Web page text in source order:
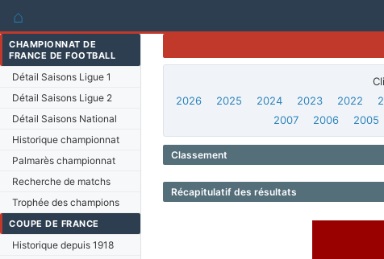
⌂
CHAMPIONNAT DE
FRANCE DE FOOTBALL
Détail Saisons Ligue 1
Détail Saisons Ligue 2
Détail Saisons National
Historique championnat
Palmarès championnat
Recherche de matchs
Trophée des champions
COUPE DE FRANCE
Historique depuis 1918
2026
2025 2024 2023 2022
2007
2006 2005
Classement
Récapitulatif des résultats